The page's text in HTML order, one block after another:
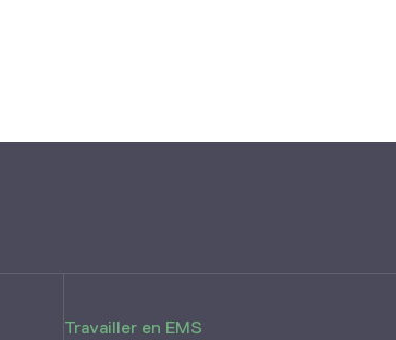
Travailler en EMS